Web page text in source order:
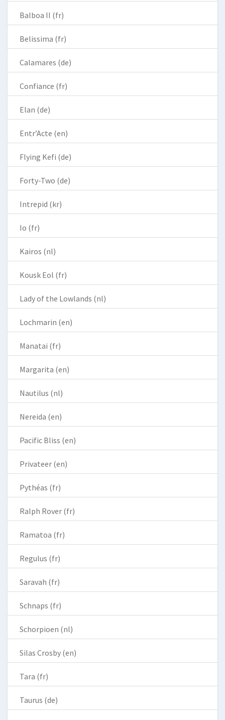
Balboa II (fr)
Belissima (fr)
Calamares (de)
Confiance (fr)
Elan (de)
Entr’Acte (en)
Flying Kefi (de)
Forty-Two (de)
Intrepid (kr)
Io (fr)
Kairos (nl)
Kousk Eol (fr)
Lady of the Lowlands (nl)
Lochmarin (en)
Manatai (fr)
Margarita (en)
Nautilus (nl)
Nereida (en)
Pacific Bliss (en)
Privateer (en)
Pythéas (fr)
Ralph Rover (fr)
Ramatoa (fr)
Regulus (fr)
Saravah (fr)
Schnaps (fr)
Schorpioen (nl)
Silas Crosby (en)
Tara (fr)
Taurus (de)